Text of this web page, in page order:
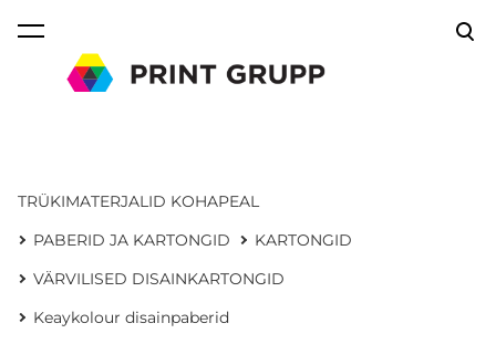
lisati ostukorvi.
TRÜKIMATERJALID KOHAPEAL
PABERID JA KARTONGID
KARTONGID
VÄRVILISED DISAINKARTONGID
Keaykolour disainpaberid